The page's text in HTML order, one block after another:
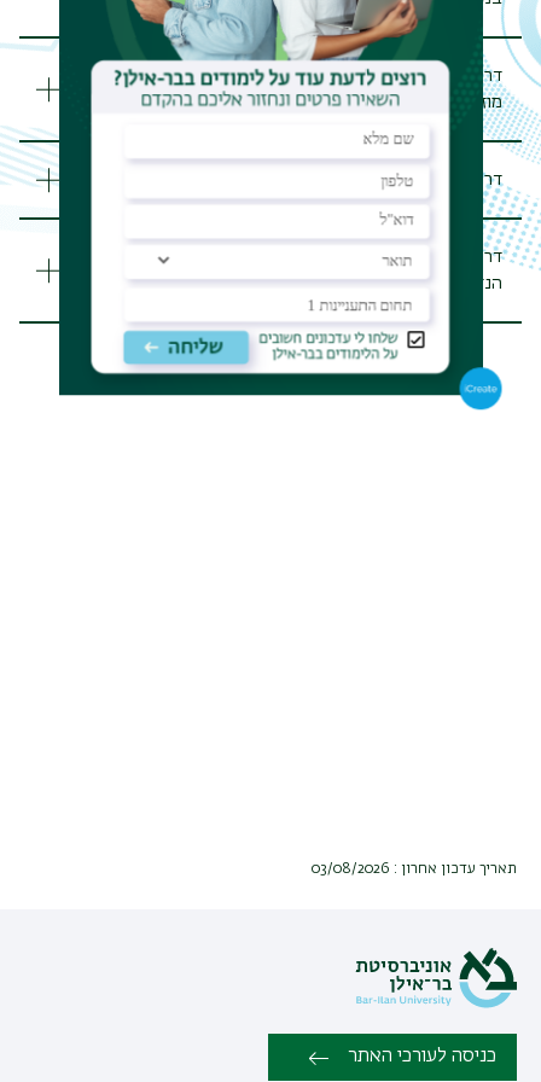
דרישות לימודים תואר ראשון חד-חוגי במוזיקה במגמת
מוזיקה בקהילה
דרישות לימודים תואר ראשון בשיתוף בית הספר "רימון"
דרישות לימודים תואר ראשון דו-חוגי מוזיקה עם חג-חוגי
הנדסת חשמל (דו-חוגי - חד-חוגי לאחר תואר)
תאריך עדכון אחרון : 03/08/2026
כניסה לעורכי האתר